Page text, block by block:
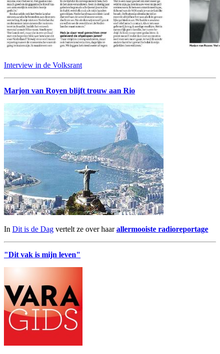
Interview in de Volksrant
Marjon van Royen blijft trouw aan Rio
In Dit is de Dag vertelt ze over haarallermooiste radioreportage
"Dit vak is mijn leven"